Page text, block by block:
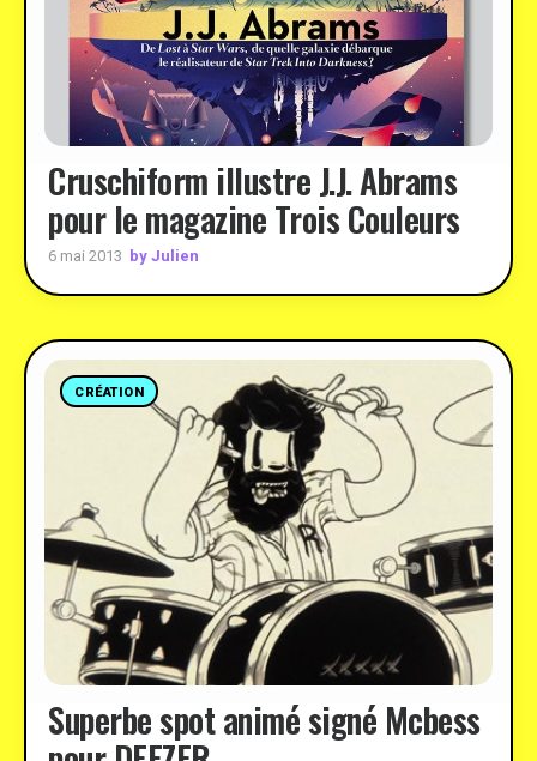
Cruschiform illustre J.J. Abrams
pour le magazine Trois Couleurs
6 mai 2013 by Julien
CRÉATION
Superbe spot animé signé Mcbess